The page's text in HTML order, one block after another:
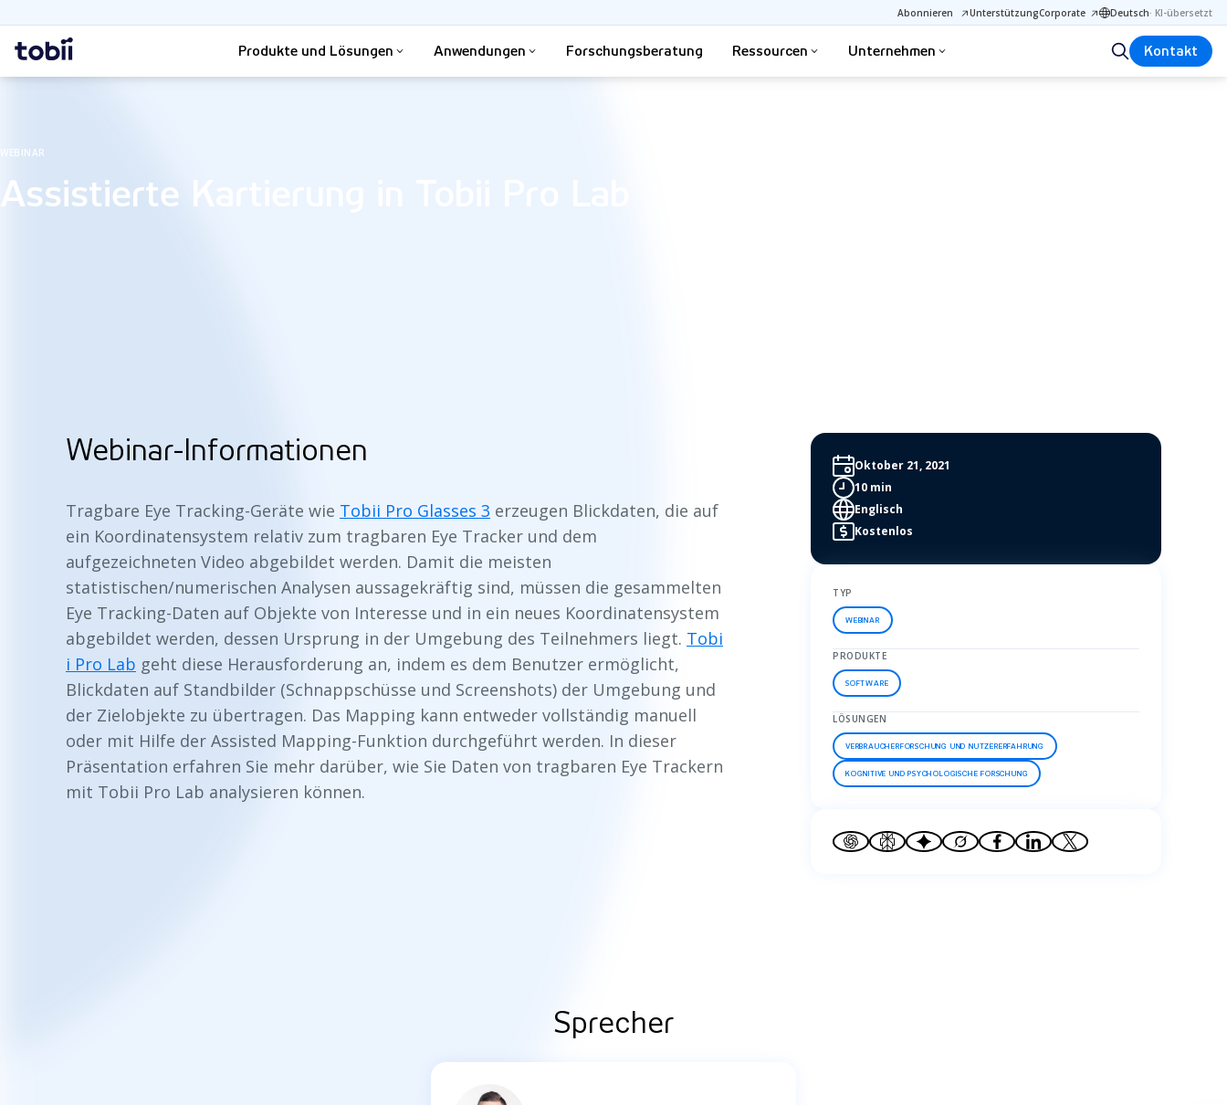
Abonnieren UnterstützungCorporate Deutsch· KI-übersetzt
Startseite Produkte und Lösungen Anwendungen Forschungsberatung Ressourcen Unternehmen
Suche Kontakt
WEBINAR
Assistierte Kartierung in Tobii Pro Lab
Webinar-Informationen
Tragbare Eye Tracking-Geräte wie Tobii Pro Glasses 3 erzeugen Blickdaten, die auf
ein Koordinatensystem relativ zum tragbaren Eye Tracker und dem
aufgezeichneten Video abgebildet werden. Damit die meisten
statistischen/numerischen Analysen aussagekräftig sind, müssen die gesammelten
Eye Tracking-Daten auf Objekte von Interesse und in ein neues Koordinatensystem
abgebildet werden, dessen Ursprung in der Umgebung des Teilnehmers liegt. Tobi
i Pro Lab geht diese Herausforderung an, indem es dem Benutzer ermöglicht,
Blickdaten auf Standbilder (Schnappschüsse und Screenshots) der Umgebung und
der Zielobjekte zu übertragen. Das Mapping kann entweder vollständig manuell
oder mit Hilfe der Assisted Mapping-Funktion durchgeführt werden. In dieser
Präsentation erfahren Sie mehr darüber, wie Sie Daten von tragbaren Eye Trackern
mit Tobii Pro Lab analysieren können.
Oktober 21, 2021
10 min
Englisch
Kostenlos
TYP
WEBINAR
PRODUKTE
SOFTWARE
LÖSUNGEN
VERBRAUCHERFORSCHUNG UND NUTZERERFAHRUNG
KOGNITIVE UND PSYCHOLOGISCHE FORSCHUNG
Sprecher